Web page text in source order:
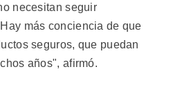
necesitan seguir
más conciencia de que
seguros, que puedan
años", afirmó.